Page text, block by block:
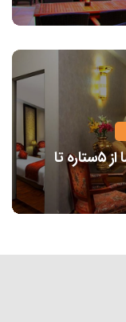
معرفی هتل های نزدیک حرم امام رضا از ۵ستاره تا